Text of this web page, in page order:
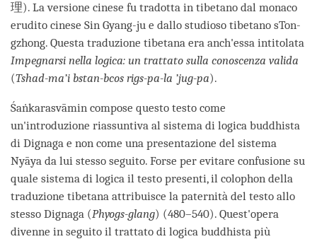
理). La versione cinese fu tradotta in tibetano dal monaco
erudito cinese Sin Gyang-ju e dallo studioso tibetano sTon-
gzhong. Questa traduzione tibetana era anch'essa intitolata
Impegnarsi nella logica: un trattato sulla conoscenza valida
(Tshad-ma’i bstan-bcos rigs-pa-la ’jug-pa).
Śaṅkarasvāmin compose questo testo come
un'introduzione riassuntiva al sistema di logica buddhista
di Dignaga e non come una presentazione del sistema
Nyāya da lui stesso seguito. Forse per evitare confusione su
quale sistema di logica il testo presenti, il colophon della
traduzione tibetana attribuisce la paternità del testo allo
stesso Dignaga (Phyogs-glang) (480–540). Quest'opera
divenne in seguito il trattato di logica buddhista più